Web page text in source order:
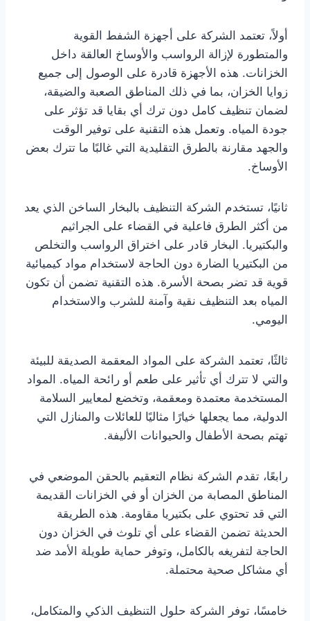
أولاً، تعتمد الشركة على أجهزة الشفط القوية
والمتطورة لإزالة الرواسب والأوساخ العالقة داخل
الخزانات. هذه الأجهزة قادرة على الوصول إلى جميع
زوايا الخزان، بما في ذلك المناطق الصعبة والضيقة،
لضمان تنظيف كامل دون ترك أي بقايا قد تؤثر على
جودة المياه. وتعمل هذه التقنية على توفير الوقت
والجهد مقارنة بالطرق التقليدية التي غالبًا ما تترك بعض
الأوساخ.
ثانيًا، تستخدم الشركة التنظيف بالبخار الساخن الذي يعد
من أكثر الطرق فاعلية في القضاء على الجراثيم
والبكتيريا. البخار قادر على اختراق الرواسب والتخلص
من البكتيريا الضارة دون الحاجة لاستخدام مواد كيميائية
قوية قد تضر بصحة الأسرة. هذه التقنية تضمن أن تكون
المياه بعد التنظيف نقية وآمنة للشرب والاستخدام
اليومي.
ثالثًا، تعتمد الشركة على المواد المعقمة الصديقة للبيئة
والتي لا تترك أي تأثير على طعم أو رائحة المياه. المواد
المستخدمة معتمدة ومعقمة، وتخضع لمعايير السلامة
الدولية، مما يجعلها خيارًا مثاليًا للعائلات والمنازل التي
تهتم بصحة الأطفال والحيوانات الأليفة.
رابعًا، تقدم الشركة نظام التعقيم بالحقن الموضعي في
المناطق المصابة من الخزان أو في الخزانات القديمة
التي قد تحتوي على بكتيريا مقاومة. هذه الطريقة
الحديثة تضمن القضاء على أي تلوث في الخزان دون
الحاجة لتفريغه بالكامل، وتوفر حماية طويلة الأمد ضد
أي مشاكل صحية محتملة.
خامسًا، توفر الشركة حلول التنظيف الذكي والمتكامل،